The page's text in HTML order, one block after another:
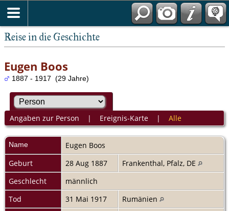
Reise in die Geschichte
Eugen Boos
1887 - 1917 (29 Jahre)
Angaben zur Person | Ereignis-Karte| Alle
Name Eugen Boos
Geburt
28 Aug 1887
Frankenthal, Pfalz, DE
Geschlecht
männlich
Tod
31 Mai 1917
Rumänien